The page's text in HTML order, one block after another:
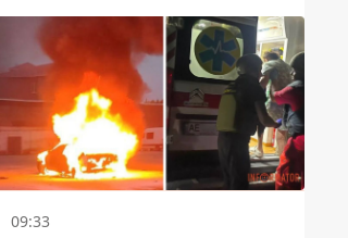
09:33